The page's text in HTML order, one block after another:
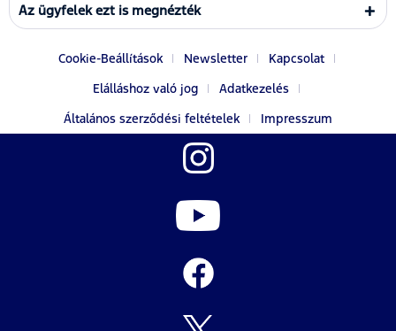
Az ügyfelek ezt is megnézték
Cookie-Beállítások Newsletter
Kapcsolat
Elálláshoz való jog
Adatkezelés
Általános szerződési feltételek
Impresszum